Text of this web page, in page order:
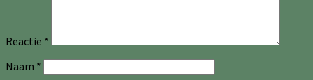
Reactie *
Naam *